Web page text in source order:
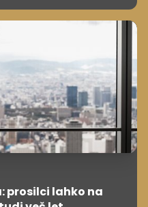
je obstoječi vedno poln
prosilci lahko na